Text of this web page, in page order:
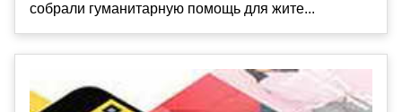
собрали гуманитарную помощь для жите...